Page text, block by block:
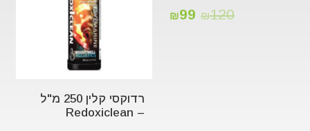
₪120
₪99
רדוקסי קלין 250 מ"ל
– Redoxiclean